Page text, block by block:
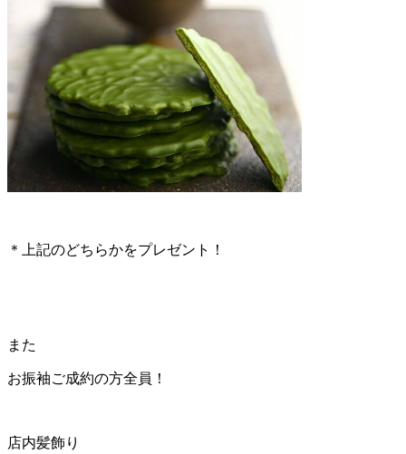
＊上記のどちらかをプレゼント！
また
お振袖ご成約の方全員！
店内髪飾り